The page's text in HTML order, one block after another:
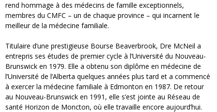
rend hommage à des médecins de famille exceptionnels,
membres du CMFC – un de chaque province – qui incarnent le
meilleur de la médecine familiale.
Titulaire d’une prestigieuse Bourse Beaverbrook, Dre McNeil a
entrepris ses études de premier cycle à l’Université du Nouveau-
Brunswick en 1979. Elle a obtenu son diplôme en médecine de
l’Université de l’Alberta quelques années plus tard et a commencé
à exercer la médecine familiale à Edmonton en 1987. De retour
au Nouveau-Brunswick en 1991, elle s’est jointe au Réseau de
santé Horizon de Moncton, où elle travaille encore aujourd’hui.